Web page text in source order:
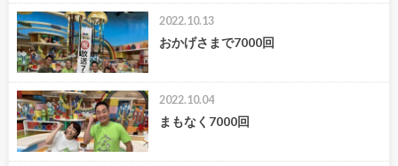
2022.10.13
おかげさまで7000回
2022.10.04
まもなく7000回